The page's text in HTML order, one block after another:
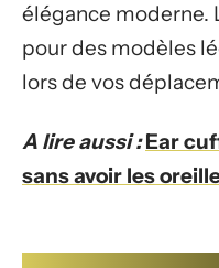
élégance moderne.
pour des modèles
lors de vos
A lire aussi : Ear
sans avoir les